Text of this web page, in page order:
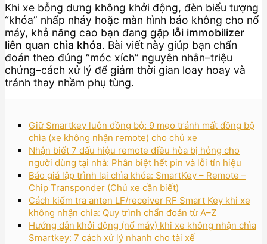
Khi xe bỗng dưng không khởi động, đèn biểu tượng
“khóa” nhấp nháy hoặc màn hình báo không cho nổ
máy, khả năng cao bạn đang gặp lỗi immobilizer
liên quan chìa khóa. Bài viết này giúp bạn chẩn
đoán theo đúng “móc xích” nguyên nhân–triệu
chứng–cách xử lý để giảm thời gian loay hoay và
tránh thay nhầm phụ tùng.
Giữ Smartkey luôn đồng bộ: 9 mẹo tránh mất đồng bộ
chìa (xe không nhận remote) cho chủ xe
Nhận biết 7 dấu hiệu remote điều hòa bị hỏng cho
người dùng tại nhà: Phân biệt hết pin và lỗi tín hiệu
Báo giá lập trình lại chìa khóa: SmartKey – Remote –
Chip Transponder (Chủ xe cần biết)
Cách kiểm tra anten LF/receiver RF Smart Key khi xe
không nhận chìa: Quy trình chẩn đoán từ A–Z
Hướng dẫn khởi động (nổ máy) khi xe không nhận chìa
Smartkey: 7 cách xử lý nhanh cho tài xế